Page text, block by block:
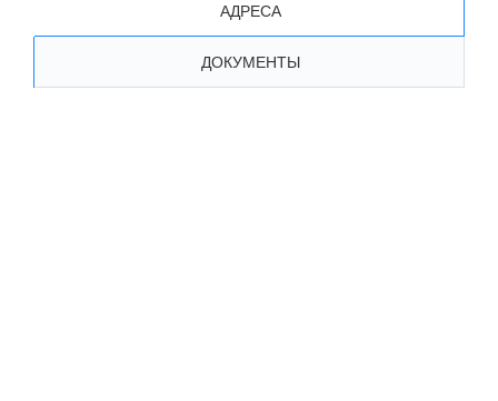
АДРЕСА
ДОКУМЕНТЫ